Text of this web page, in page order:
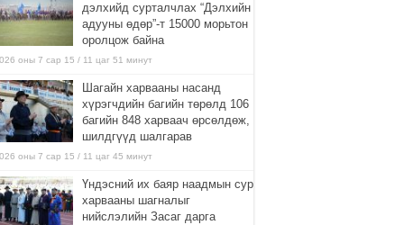
дэлхийд сурталчлах “Дэлхийн
адууны өдөр”-т 15000 морьтон
оролцож байна
оны 7 сар 15 / 11 цаг 51 минут
Шагайн харвааны насанд
хүрэгчдийн багийн төрөлд 106
багийн 848 харваач өрсөлдөж,
шилдгүүд шалгарав
оны 7 сар 15 / 11 цаг 45 минут
Үндэсний их баяр наадмын сур
харвааны шагналыг
нийслэлийн Засаг дарга